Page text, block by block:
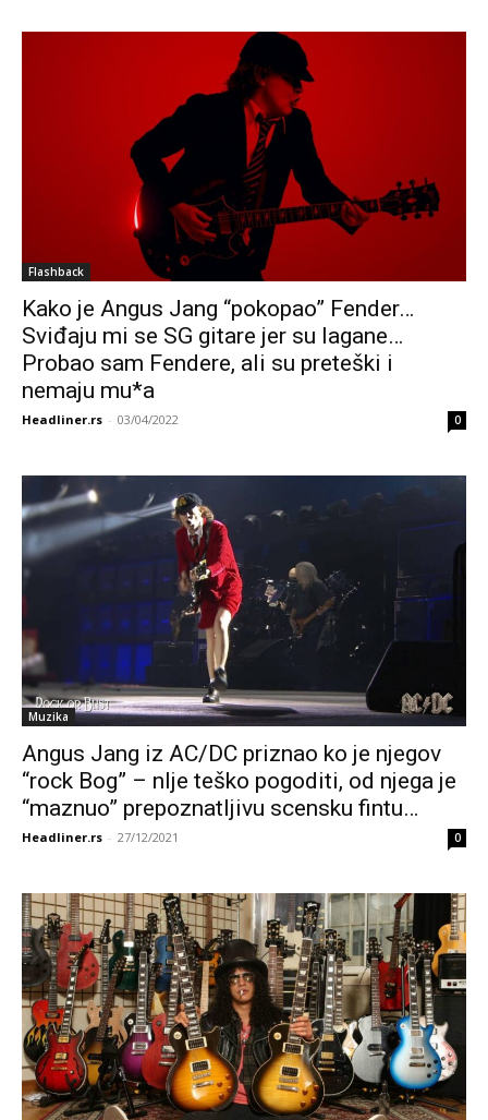
Flashback
Kako je Angus Jang “pokopao” Fender…
Sviđaju mi se SG gitare jer su lagane…
Probao sam Fendere, ali su preteški i
nemaju mu*a
Headliner.rs - 03/04/2022 0
Muzika
Angus Jang iz AC/DC priznao ko je njegov
“rock Bog” – nIje teško pogoditi, od njega je
“maznuo” prepoznatljivu scensku fintu…
Headliner.rs - 27/12/2021 0